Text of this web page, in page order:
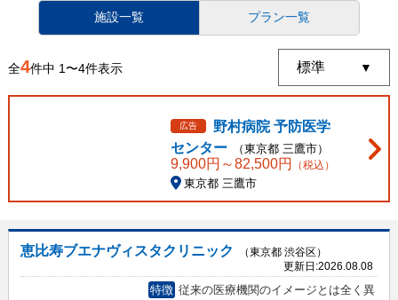
施設一覧 プラン一覧
全4件中 1〜4件表示
広告
野村病院 予防医学
センター
（東京都 三鷹市）
9,900円～82,500円 （税込）
東京都 三鷹市
恵比寿ブエナヴィスタクリニック
（東京都 渋谷区）
更新日:2026.08.08
特徴 従来の医療機関のイメージとは全く異